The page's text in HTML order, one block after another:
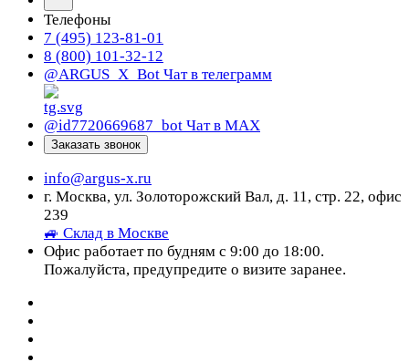
Телефоны
7 (495) 123-81-01
8 (800) 101-32-12
@ARGUS_X_Bot Чат в телеграмм
@id7720669687_bot Чат в МАХ
Заказать звонок
info@argus-x.ru
г. Москва, ул. Золоторожский Вал, д. 11, стр. 22, офис
239
🚙 Склад в Москве
Офис работает по будням с 9:00 до 18:00.
Пожалуйста, предупредите о визите заранее.